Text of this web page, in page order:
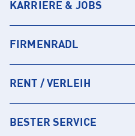
KARRIERE & JOBS
FIRMENRADL
RENT / VERLEIH
BESTER SERVICE